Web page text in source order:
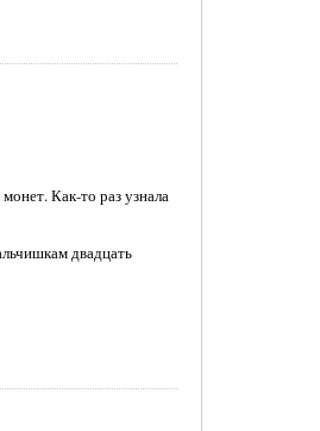
Как-то раз узнала
двадцать